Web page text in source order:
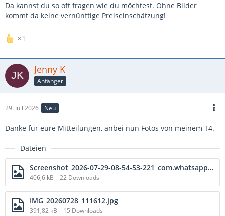
Da kannst du so oft fragen wie du möchtest. Ohne Bilder
kommt da keine vernünftige Preiseinschätzung!
1
Jenny K
Anfänger
29. Juli 2026 Neu
Danke für eure Mitteilungen, anbei nun Fotos von meinem T4.
Dateien
Screenshot_2026-07-29-08-54-53-221_com.whatsapp-edit.jpg
406,6 kB – 22 Downloads
IMG_20260728_111612.jpg
391,82 kB – 15 Downloads